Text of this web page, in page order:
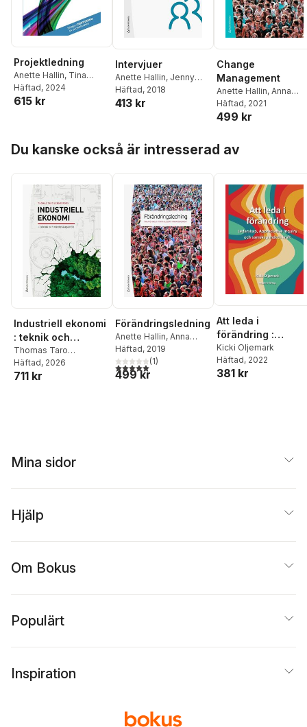
Projektledning
Anette Hallin, Tina
Karrbom Gustavsson
Tomas Gustavsson
Häftad, 2024
615 kr
Intervjuer
Anette Hallin, Jenny
Helin
Häftad, 2018
413 kr
Change
Management
Anette Hallin, Anna
Olsson,Maria
Häftad, 2021
499 kr
Du kanske också är intresserad av
Industriell ekonomi
: teknik och
värdeskapande
Thomas Taro
Lennerfors
Häftad, 2026
711 kr
Förändringsledning
Anette Hallin, Anna
Olsson,Maria Widström
Häftad, 2019
5,0utav 5 stjärnor. Totalt antal röster:
(1)
499 kr
Att leda i
förändring :
ledarskap,
appreciative
inquiry och
Kicki Oljemark
Häftad, 2022
381 kr
Mina sidor
Hjälp
Om Bokus
Populärt
Inspiration